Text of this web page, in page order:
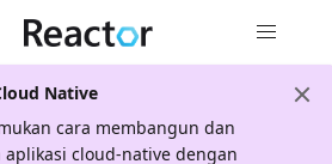
Native
cara membangun dan
cloud-native dengan